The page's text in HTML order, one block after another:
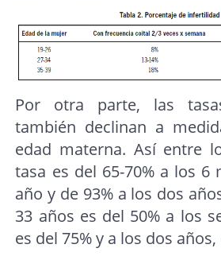
Por otra parte, las
también declinan a
edad materna. Así entre
tasa es del 65-70% a los 6
año y de 93% a los dos
33 años es del 50% a los
es del 75% y a los dos años,